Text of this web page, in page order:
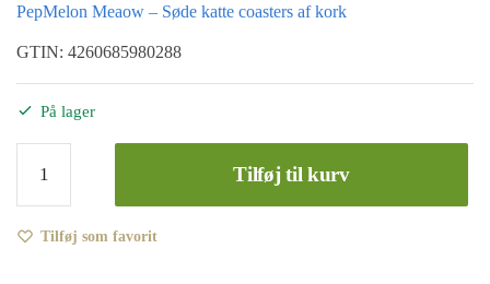
PepMelon Meaow – Søde katte coasters af kork
GTIN: 4260685980288
På lager
bordskånere
(6
stk.)
Tilføj til kurv
Tilføj som favorit